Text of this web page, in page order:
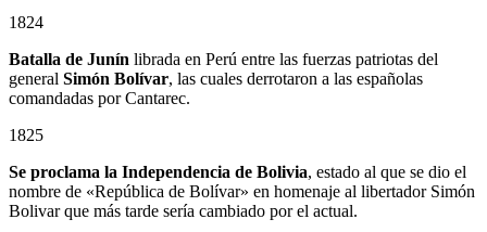
1824
Batalla de Junín librada en Perú entre las fuerzas patriotas del
general Simón Bolívar, las cuales derrotaron a las españolas
comandadas por Cantarec.
1825
Se proclama la Independencia de Bolivia, estado al que se dio el
nombre de «República de Bolívar» en homenaje al libertador Simón
Bolivar que más tarde sería cambiado por el actual.